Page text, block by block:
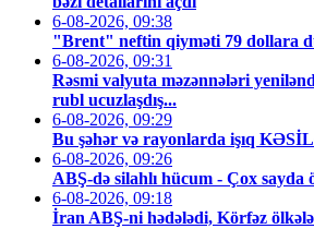
6-08-2026, 09:38
"Brent" neftin qiyməti 79 dollara
6-08-2026, 09:31
Rəsmi valyuta məzənnələri
rubl ucuzlaşdış...
6-08-2026, 09:29
Bu şəhər və rayonlarda işıq
6-08-2026, 09:26
ABŞ-də silahlı hücum - Çox sayda
6-08-2026, 09:18
İran ABŞ-ni hədələdi, Körfəz